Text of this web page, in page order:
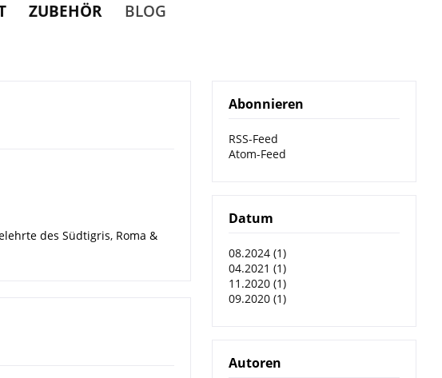
ZUBEHÖR BLOG
Abonnieren
RSS-Feed
Atom-Feed
Datum
08.2024 (1)
04.2021 (1)
11.2020 (1)
09.2020 (1)
Autoren
des Südtigris, Roma &